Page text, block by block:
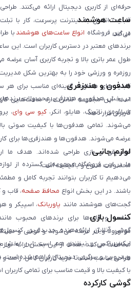
حرفه‌ای از کاربری دیجیتال ارائه می‌کنند.
قابلیت اتصال به اینترنت پرسرعت، کار با
می‌کند.
ساعت هوشمند
در این فروشگاه انواع ساعت‌های هوشمند با
برندهای معتبر در دسترس کاربران است. این
طول عمر باتری بالا و تجربه کاربری آسان عرضه
روزمره و ورزشی خود را به بهترین شکل مدیریت
قابلیت‌های متفاوت، گزینه‌ای مناسب برای هر
است. این مجموعه تلاش دارد ساعت‌هایی
کاربران قرار دهد.
هدفون و هندزفری
در بخش هدفون و هندزفری، محصولات
شیائومی، ناتینگ، هایلو، انکر، کیو سی وای،
می‌شوند. تمامی هدفون‌ها با کیفیت صوتی بالا،
عرضه می‌شوند. هدفون‌ها و هندزفری‌ها برای
موسیقی و بازی طراحی شده‌اند. هدف ما
محصولات متنوع و باکیفیت است.
لوازم جانبی
ما در این فروشگاه مجموعه‌ای گسترده از
می‌دهیم تا کاربران بتوانند تجربه کامل و
باشند. در این بخش انواع محافظ صفحه، قاب و
گجت‌های هوشمند مانند پاوربانک، اسپیکر و
صفحه و قاب‌ها برای برندهای محبوب
موتورولا و آنر عرضه می‌شوند و گوشی و
محافظت می‌کنند. هدف از این بخش ارائه لوازم
طراحی مناسب است تا خرید کاربران کامل، راحت
کنسول بازی
گوشی آنلاین ارائه‌دهنده جدیدترین
ایکس‌باکس و نینتندو هم است. این بخش
ویدیویی و سرگرمی دیجیتال فراهم شده است.
با کیفیت بالا و قیمت مناسب برای تمامی کاربران
گوشی کارکرده